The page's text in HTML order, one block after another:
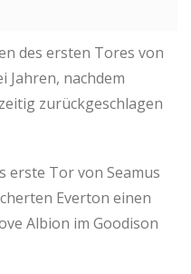
des ersten Tores von
Jahren, nachdem
zurückgeschlagen
erste Tor von Seamus
Everton einen
Albion im Goodison